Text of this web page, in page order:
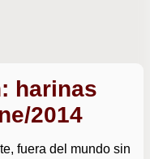
harinas
2014
fuera del mundo sin